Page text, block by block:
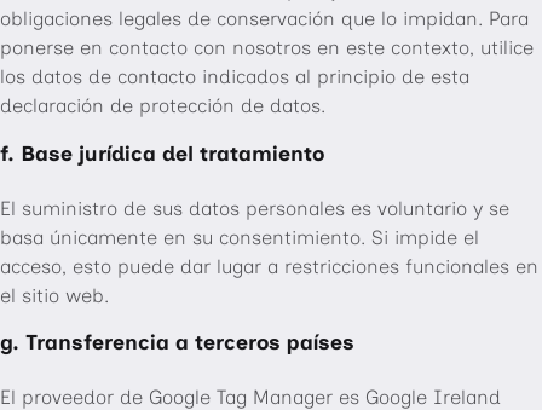
obligaciones legales de conservación que lo impidan. Para
ponerse en contacto con nosotros en este contexto, utilice
los datos de contacto indicados al principio de esta
declaración de protección de datos.
f. Base jurídica del tratamiento
El suministro de sus datos personales es voluntario y se
basa únicamente en su consentimiento. Si impide el
acceso, esto puede dar lugar a restricciones funcionales en
el sitio web.
g. Transferencia a terceros países
El proveedor de Google Tag Manager es Google Ireland